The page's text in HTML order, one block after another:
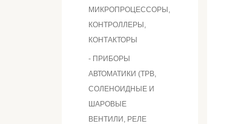
МИКРОПРОЦЕССОРЫ,
КОНТРОЛЛЕРЫ,
КОНТАКТОРЫ
- ПРИБОРЫ
АВТОМАТИКИ (ТРВ,
СОЛЕНОИДНЫЕ И
ШАРОВЫЕ
ВЕНТИЛИ, РЕЛЕ